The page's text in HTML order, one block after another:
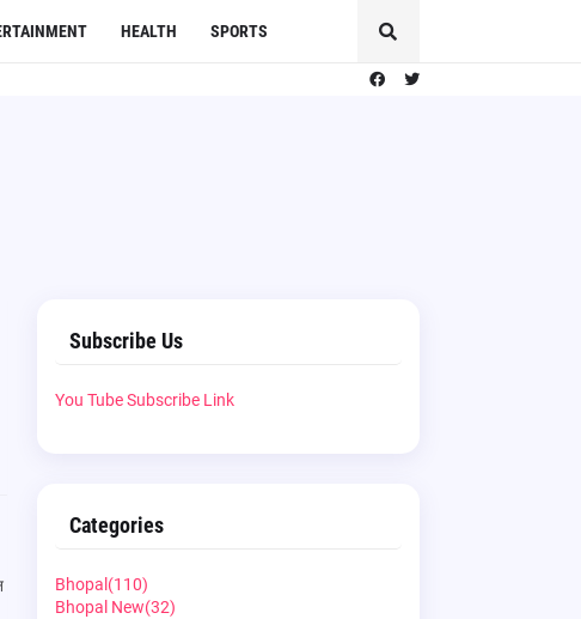
HEALTH SPORTS
Subscribe Us
You Tube Subscribe Link
Categories
Bhopal (110)
Bhopal New(32)